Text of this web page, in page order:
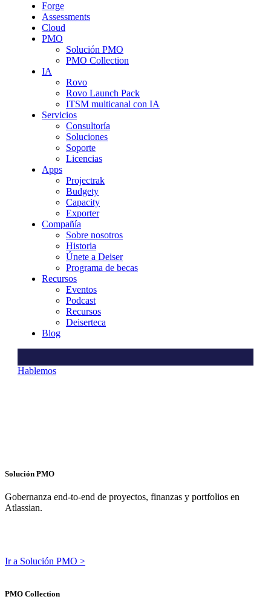
Forge
Assessments
Cloud
PMO
Solución PMO
PMO Collection
IA
Rovo
Rovo Launch Pack
ITSM multicanal con IA
Servicios
Consultoría
Soluciones
Soporte
Licencias
Apps
Projectrak
Budgety
Capacity
Exporter
Compañía
Sobre nosotros
Historia
Únete a Deiser
Programa de becas
Recursos
Eventos
Podcast
Recursos
Deiserteca
Blog
Hablemos
Solución PMO
Gobernanza end-to-end de proyectos, finanzas y portfolios en
Atlassian.
Ir a Solución PMO >
PMO Collection